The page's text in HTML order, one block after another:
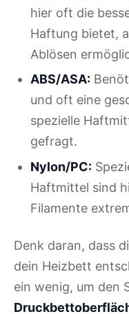
hier oft die
Haftung bietet,
Ablösen
ABS/ASA:
und oft eine
spezielle
gefragt.
Nylon/PC:
Haftmittel sind
Filamente
Denk daran, dass
dein Heizbett
ein wenig, um den